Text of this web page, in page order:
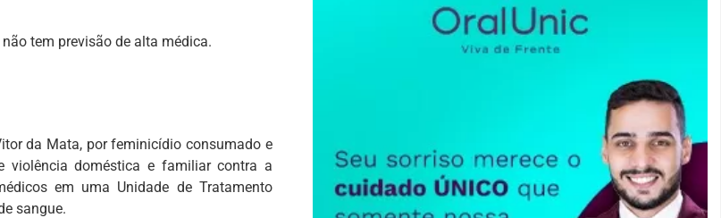
tem previsão de alta médica.
da Mata, por feminicídio consumado e
violência doméstica e familiar contra a
em uma Unidade de Tratamento
sangue.